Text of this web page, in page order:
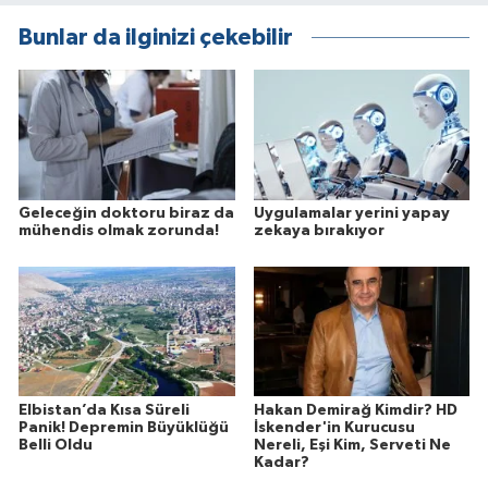
Bunlar da ilginizi çekebilir
Geleceğin doktoru biraz da
mühendis olmak zorunda!
Uygulamalar yerini yapay
zekaya bırakıyor
Elbistan’da Kısa Süreli
Panik! Depremin Büyüklüğü
Belli Oldu
Hakan Demirağ Kimdir? HD
İskender'in Kurucusu
Nereli, Eşi Kim, Serveti Ne
Kadar?